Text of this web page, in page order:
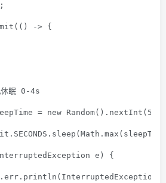
-> {
眠 0-4s
= new Random().nextInt( 5
e) {
InterruptedException